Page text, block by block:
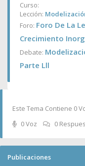
Curso:
Lección:
Foro: Foro De La
Crecimiento
Debate:
Parte Lll
Este Tema Contiene 0
0 Voz
0
Publicaciones